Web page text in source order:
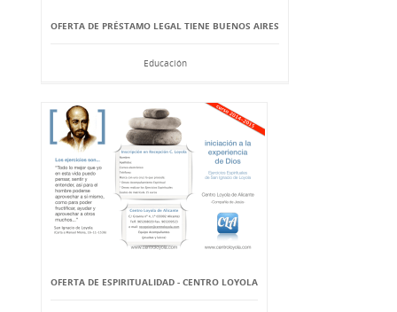
OFERTA DE PRÉSTAMO LEGAL TIENE BUENOS AIRES
Educación
OFERTA DE ESPIRITUALIDAD - CENTRO LOYOLA